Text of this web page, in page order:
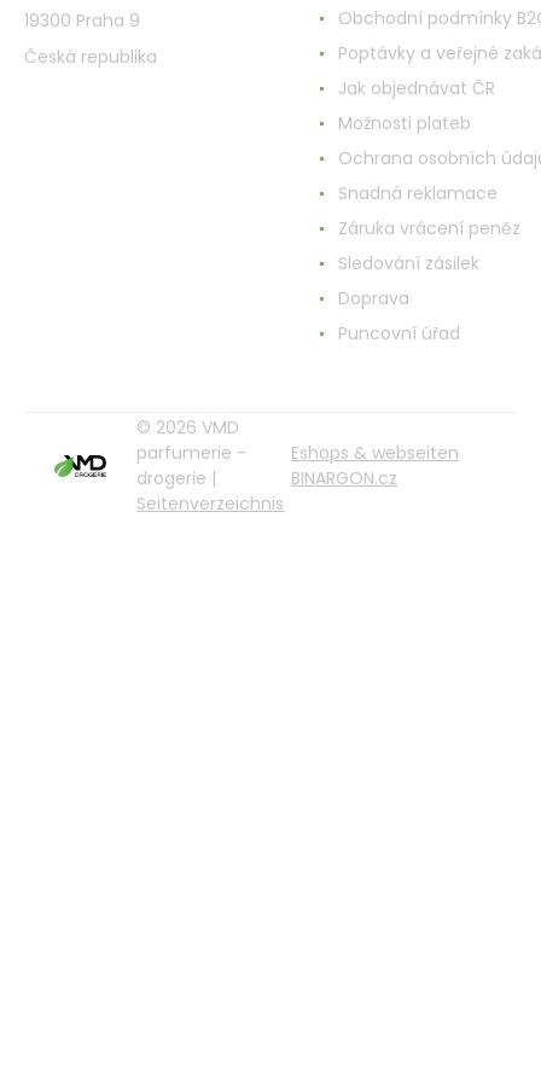
19300 Praha 9
Česká republika
Obchodní podmínky
Poptávky a veřejné
Jak objednávat ČR
Možnosti plateb
Ochrana osobních
Snadná reklamace
Záruka vrácení peněz
Sledování zásilek
Doprava
Puncovní úřad
© 2026 VMD
parfumerie -
drogerie |
Seitenverzeichnis
Eshops & webseiten
BINARGON.cz